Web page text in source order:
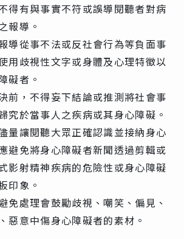
得有與事實不符或誤導閱聽者對病
報導。
導從事不法或反社會行為等負面事
用歧視性文字或身體及心理特徵以
礙者。
前，不得妄下結論或推測將社會事
究於當事人之疾病或其身心障礙。
量讓閱聽大眾正確認識並接納身心
避免將身心障礙者新聞透過剪輯或
影射精神疾病的危險性或身心障礙
印象。
免處理會鼓勵歧視、嘲笑、偏見、
惡意中傷身心障礙者的素材。